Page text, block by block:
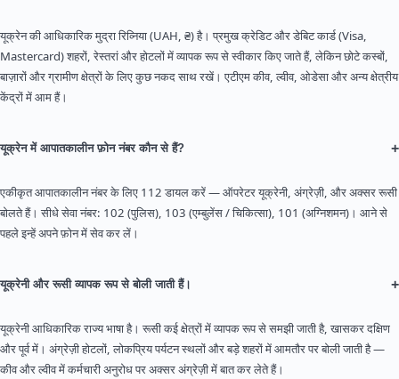
यूक्रेन की आधिकारिक मुद्रा रिव्निया (UAH, ₴) है। प्रमुख क्रेडिट और डेबिट कार्ड (Visa,
Mastercard) शहरों, रेस्तरां और होटलों में व्यापक रूप से स्वीकार किए जाते हैं, लेकिन छोटे कस्बों,
बाज़ारों और ग्रामीण क्षेत्रों के लिए कुछ नकद साथ रखें। एटीएम कीव, ल्वीव, ओडेसा और अन्य क्षेत्रीय
केंद्रों में आम हैं।
यूक्रेन में आपातकालीन फ़ोन नंबर कौन से हैं? +
एकीकृत आपातकालीन नंबर के लिए 112 डायल करें — ऑपरेटर यूक्रेनी, अंग्रेज़ी, और अक्सर रूसी
बोलते हैं। सीधे सेवा नंबर: 102 (पुलिस), 103 (एम्बुलेंस / चिकित्सा), 101 (अग्निशमन)। आने से
पहले इन्हें अपने फ़ोन में सेव कर लें।
यूक्रेनी और रूसी व्यापक रूप से बोली जाती हैं। +
यूक्रेनी आधिकारिक राज्य भाषा है। रूसी कई क्षेत्रों में व्यापक रूप से समझी जाती है, खासकर दक्षिण
और पूर्व में। अंग्रेज़ी होटलों, लोकप्रिय पर्यटन स्थलों और बड़े शहरों में आमतौर पर बोली जाती है —
कीव और ल्वीव में कर्मचारी अनुरोध पर अक्सर अंग्रेज़ी में बात कर लेते हैं।